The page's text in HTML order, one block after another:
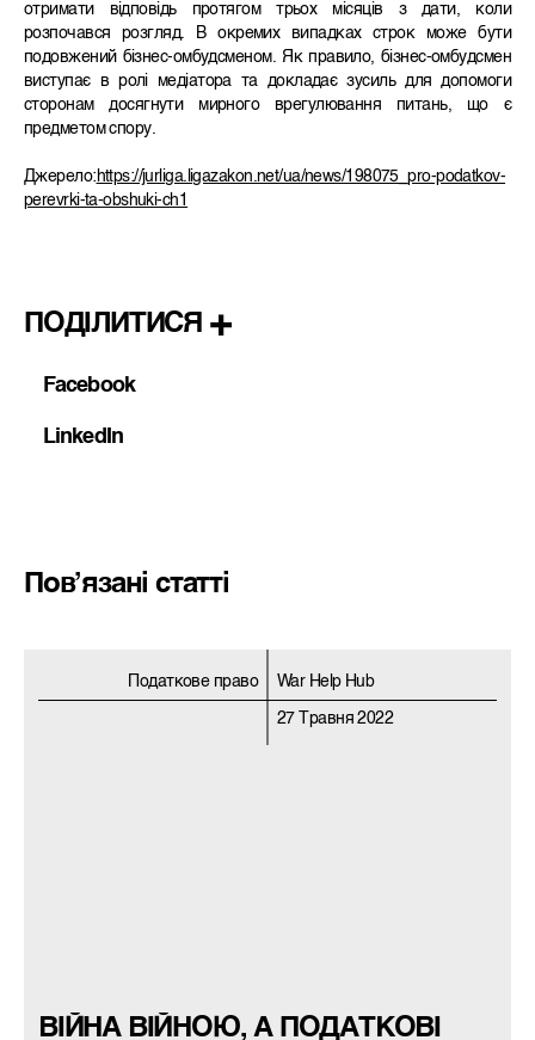
отримати відповідь протягом трьох місяців з дати, коли
розпочався розгляд. В окремих випадках строк може бути
подовжений бізнес-омбудсменом. Як правило, бізнес-омбудсмен
виступає в ролі медіатора та докладає зусиль для допомоги
сторонам досягнути мирного врегулювання питань, що є
предметом спору.
Джерело: https://jurliga.ligazakon.net/ua/news/198075_pro-podatkov-
perevrki-ta-obshuki-ch1
ПОДІЛИТИСЯ
Facebook
LinkedIn
Пов’язані статті
Податкове право War Help Hub
27 Травня 2022
ВІЙНА ВІЙНОЮ, А ПОДАТКОВІ